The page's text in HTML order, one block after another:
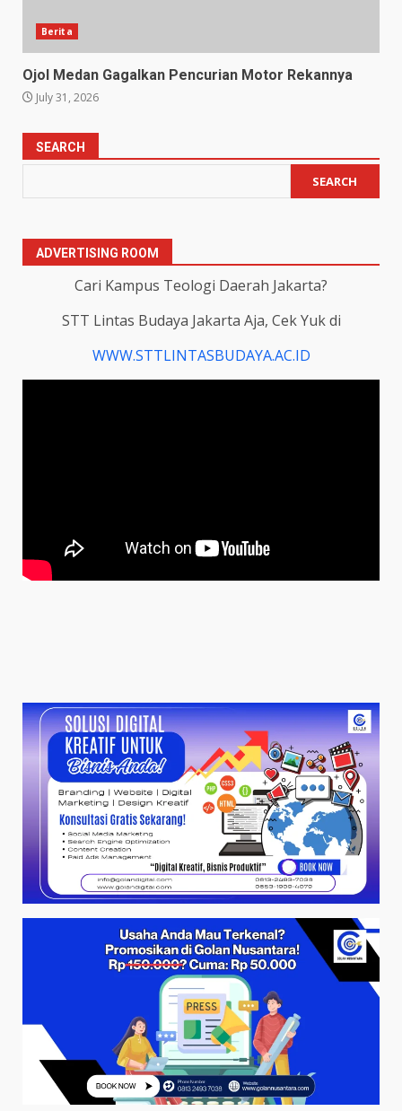
Berita
Ojol Medan Gagalkan Pencurian Motor Rekannya
July 31, 2026
SEARCH
SEARCH
ADVERTISING ROOM
Cari Kampus Teologi Daerah Jakarta?
STT Lintas Budaya Jakarta Aja, Cek Yuk di
WWW.STTLINTASBUDAYA.AC.ID